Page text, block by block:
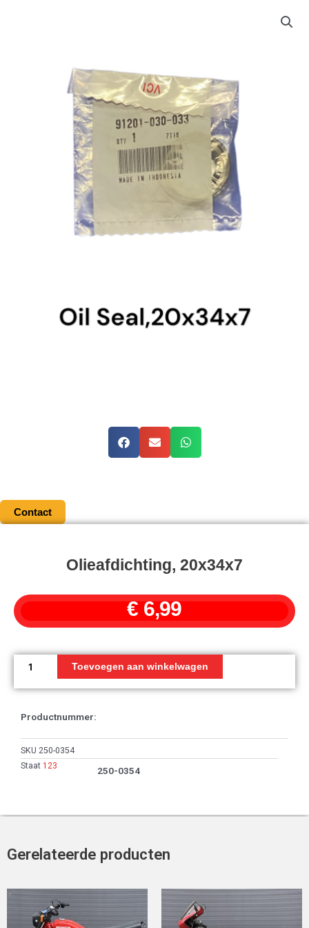
Contact
Olieafdichting, 20x34x7
€6,99
Olieafdichting,
20x34x7
Toevoegen aan winkelwagen
Productnummer:
SKU 250-0354
Staat 123 250-0354
Gerelateerde producten